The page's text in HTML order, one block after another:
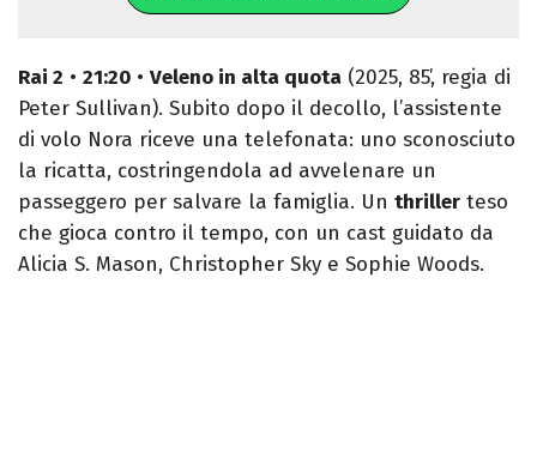
Rai 2 • 21:20 • Veleno in alta quota (2025, 85’, regia di
Peter Sullivan). Subito dopo il decollo, l’assistente
di volo Nora riceve una telefonata: uno sconosciuto
la ricatta, costringendola ad avvelenare un
passeggero per salvare la famiglia. Un thriller teso
che gioca contro il tempo, con un cast guidato da
Alicia S. Mason, Christopher Sky e Sophie Woods.